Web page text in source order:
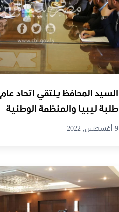
السيد المحافظ يلتقي اتحاد عام
طلبة ليبيا والمنظمة الوطنية
لدعم الشباب
9 أغسطس, 2022